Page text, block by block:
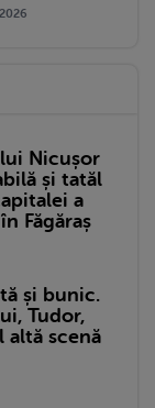
Nicușor
și tatăl
a
Făgăraș
și bunic.
Tudor,
altă scenă